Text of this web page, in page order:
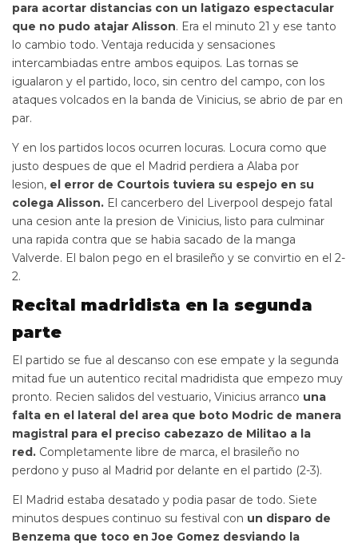
para acortar distancias con un latigazo espectacular
que no pudo atajar Alisson. Era el minuto 21 y ese tanto
lo cambio todo. Ventaja reducida y sensaciones
intercambiadas entre ambos equipos. Las tornas se
igualaron y el partido, loco, sin centro del campo, con los
ataques volcados en la banda de Vinicius, se abrio de par en
par.
Y en los partidos locos ocurren locuras. Locura como que
justo despues de que el Madrid perdiera a Alaba por
lesion, el error de Courtois tuviera su espejo en su
colega Alisson. El cancerbero del Liverpool despejo fatal
una cesion ante la presion de Vinicius, listo para culminar
una rapida contra que se habia sacado de la manga
Valverde. El balon pego en el brasileño y se convirtio en el 2-
2.
Recital madridista en la segunda
parte
El partido se fue al descanso con ese empate y la segunda
mitad fue un autentico recital madridista que empezo muy
pronto. Recien salidos del vestuario, Vinicius arranco una
falta en el lateral del area que boto Modric de manera
magistral para el preciso cabezazo de Militao a la
red. Completamente libre de marca, el brasileño no
perdono y puso al Madrid por delante en el partido (2-3).
El Madrid estaba desatado y podia pasar de todo. Siete
minutos despues continuo su festival con un disparo de
Benzema que toco en Joe Gomez desviando la